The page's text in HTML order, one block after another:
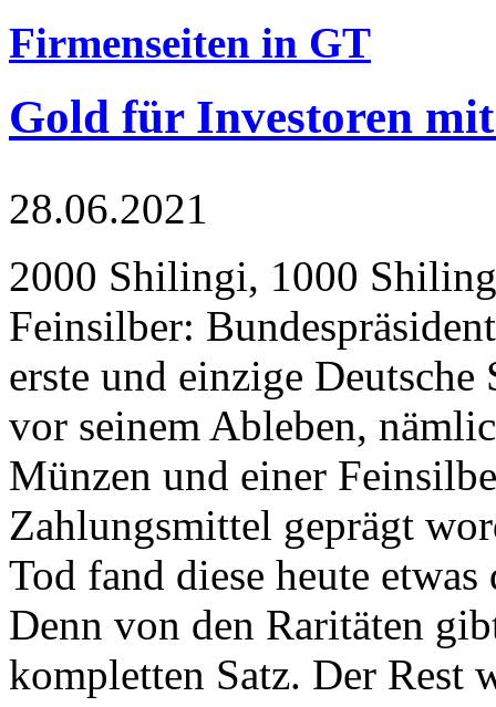
Firmenseiten in GT
Gold für Investoren
28.06.2021
2000 Shilingi, 1000
Feinsilber:
erste und einzige Deutsche
vor seinem Ableben,
Münzen und einer
Zahlungsmittel geprägt
Tod fand diese heute
Denn von den Raritäten
kompletten Satz. Der Rest